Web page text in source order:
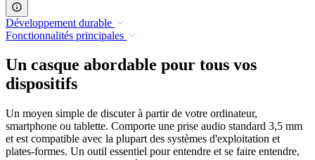
Développement durable
Fonctionnalités principales
Un casque abordable pour tous vos
dispositifs
Un moyen simple de discuter à partir de votre ordinateur,
smartphone ou tablette. Comporte une prise audio standard 3,5 mm
et est compatible avec la plupart des systèmes d'exploitation et
plates-formes. Un outil essentiel pour entendre et se faire entendre,